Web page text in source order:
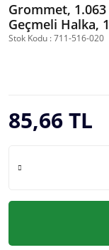
Grommet, 1.063
Geçmeli Halka,
Stok Kodu : 711-516-020
85,66 TL